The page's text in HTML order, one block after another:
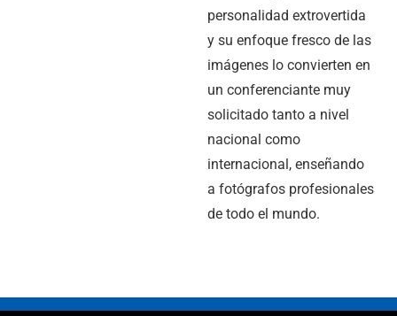
personalidad extrovertida
y su enfoque fresco de las
imágenes lo convierten en
un conferenciante muy
solicitado tanto a nivel
nacional como
internacional, enseñando
a fotógrafos profesionales
de todo el mundo.